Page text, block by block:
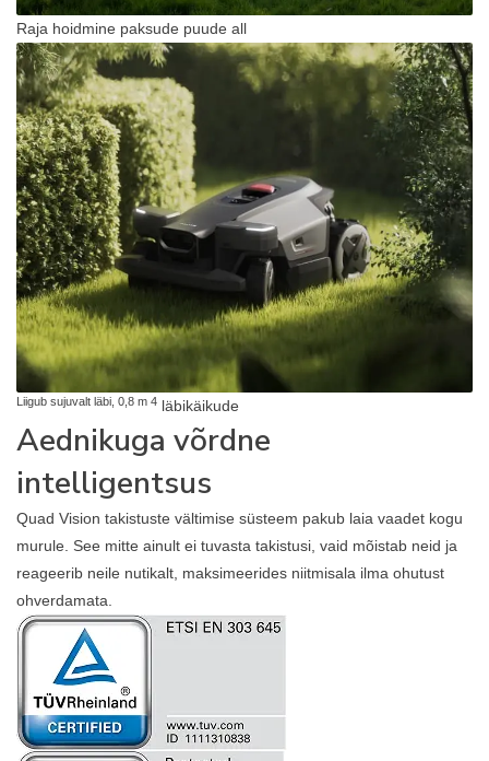
Raja hoidmine paksude puude all
Liigub sujuvalt läbi, 0,8 m 4 läbikäikude
Aednikuga võrdne
intelligentsus
Quad Vision takistuste vältimise süsteem pakub laia vaadet kogu
murule. See mitte ainult ei tuvasta takistusi, vaid mõistab neid ja
reageerib neile nutikalt, maksimeerides niitmisala ilma ohutust
ohverdamata.